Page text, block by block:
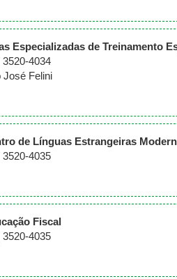
Especializadas de Treinamento
3520-4034
José Felini
de Línguas Estrangeiras
3520-4035
Fiscal
3520-4035